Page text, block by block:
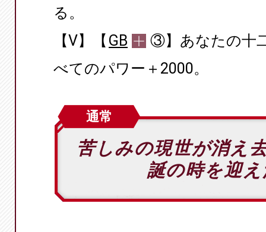
る。
【V】【 GB
③】あなたの十
べてのパワー＋2000。
通常
苦しみの現世が消え
誕の時を迎